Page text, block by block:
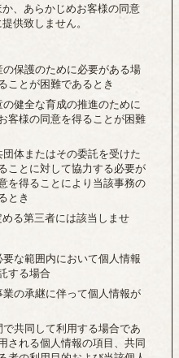
、あらかじめお客様の同意
供致しません。
の保護のために必要がある場
ことが困難であるとき
の健全な育成の推進のために
客様の同意を得ることが困難
団体またはその委託を受けた
ことに対して協力する必要が
を得ることにより当該事務の
とき
る第三者には該当しませ
要な範囲内において個人情報
する場合
業の承継に伴って個人情報が
で共同して利用する場合であ
される個人情報の項目、共同